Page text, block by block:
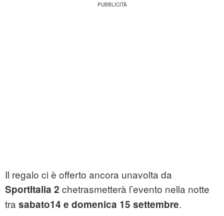
Il regalo ci è offerto ancora unavolta da
SportItalia 2 chetrasmetterà l’evento nella notte
tra sabato14 e domenica 15 settembre.